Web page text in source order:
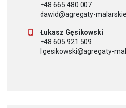
+48 665 480 007
dawid@agregaty-
Łukasz Gęsikowski
+48 605 921 509
l.gesikowski@agregaty-